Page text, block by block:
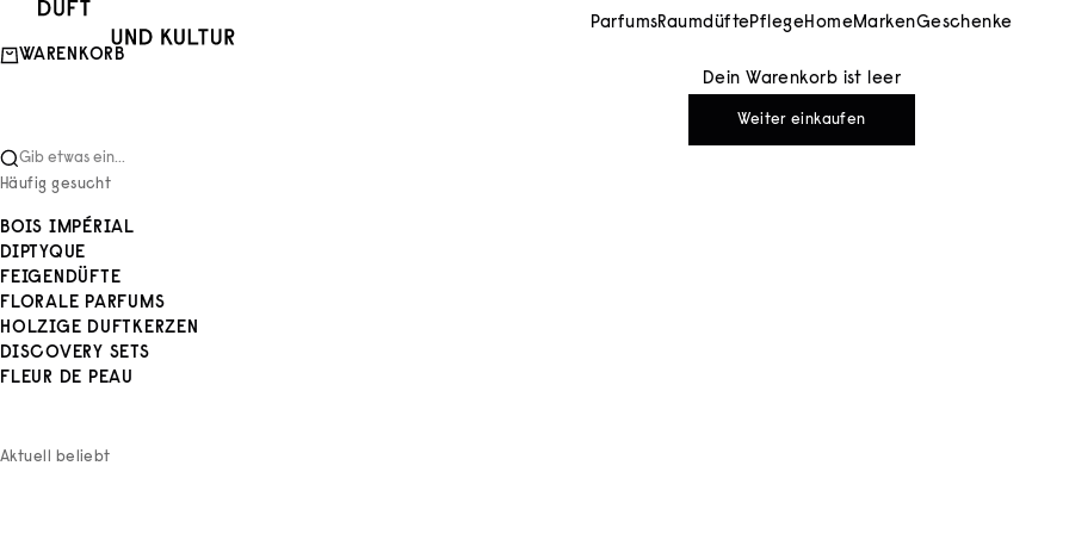
Zum Inhalt springen
Duft und Kultur ParfumsRaumdüftePflegeHomeMarkenGeschenke
WARENKORB
Dein Warenkorb ist leer
Weiter einkaufen
Gib etwas ein...
Häufig gesucht
BOIS IMPÉRIAL
DIPTYQUE
FEIGENDÜFTE
FLORALE PARFUMS
HOLZIGE DUFTKERZEN
DISCOVERY SETS
FLEUR DE PEAU
Aktuell beliebt